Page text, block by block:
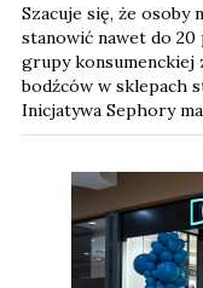
Szacuje się, że
stanowić nawet do 20
grupy konsumenckiej
bodźców w sklepach
Inicjatywa Sephory